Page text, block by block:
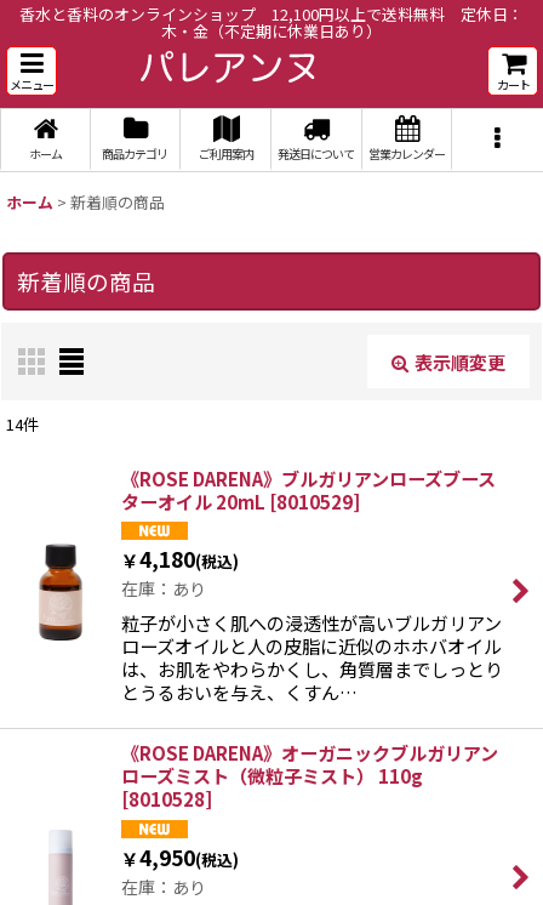
香水と香料のオンラインショップ 12,100円以上で送料無料 定休日：
木・金（不定期に休業日あり）
メニュー カート
ホーム 商品カテゴリ ご利用案内 発送日について 営業カレンダー
ホーム > 新着順の商品
新着順の商品
表示順変更
並び順
絞り込む
閉じる
14件
《ROSE DARENA》ブルガリアンローズブース
ターオイル 20mL [8010529]
￥4,180(税込)
在庫：あり
粒子が小さく肌への浸透性が高いブルガリアン
ローズオイルと人の皮脂に近似のホホバオイル
は、お肌をやわらかくし、角質層までしっとり
とうるおいを与え、くすん…
《ROSE DARENA》オーガニックブルガリアン
ローズミスト（微粒子ミスト） 110g
[8010528]
￥4,950(税込)
在庫：あり